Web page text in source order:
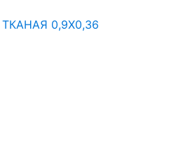
0,9X0,36